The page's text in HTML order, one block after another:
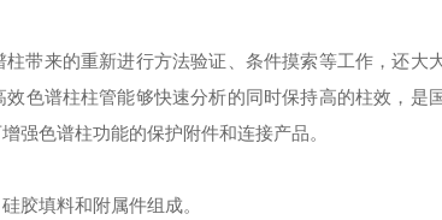
带来的重新进行方法验证、条件摸索等工作，还大
色谱柱柱管能够快速分析的同时保持高的柱效，是
强色谱柱功能的保护附件和连接产品。
胶填料和附属件组成。